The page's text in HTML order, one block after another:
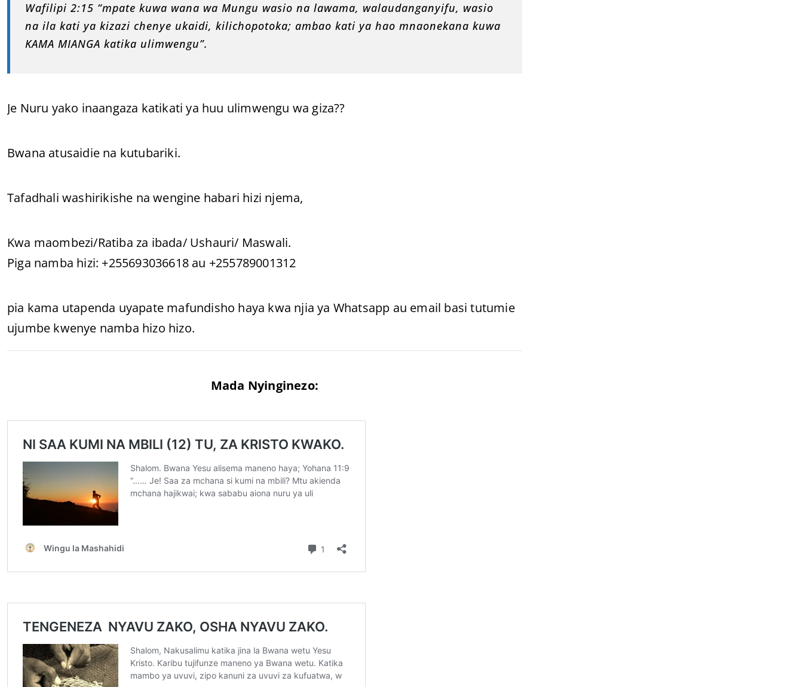
Wafilipi 2:15 “mpate kuwa wana wa Mungu wasio na lawama, walaudanganyifu, wasio
na ila kati ya kizazi chenye ukaidi, kilichopotoka; ambao kati ya hao mnaonekana kuwa
KAMA MIANGA katika ulimwengu”.
Je Nuru yako inaangaza katikati ya huu ulimwengu wa giza??
Bwana atusaidie na kutubariki.
Tafadhali washirikishe na wengine habari hizi njema,
Kwa maombezi/Ratiba za ibada/ Ushauri/ Maswali.
Piga namba hizi: +255693036618 au +255789001312
pia kama utapenda uyapate mafundisho haya kwa njia ya Whatsapp au email basi tutumie
ujumbe kwenye namba hizo hizo.
Mada Nyinginezo: